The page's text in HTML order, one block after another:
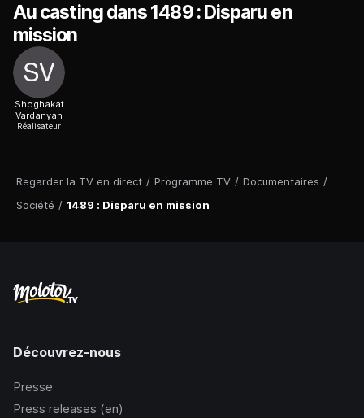
Regarder la TV en direct / Programme TV / Documentaires /
Société / 1489 : Disparu en mission
Au casting dans 1489 : Disparu en
mission
Shoghakat
Vardanyan
Réalisateur
Découvrez-nous
Presse
Press releases (en)